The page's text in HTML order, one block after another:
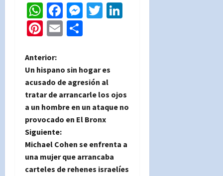
WhatsApp
Facebook
Messenger
Twitter
Pinterest
Email
N
a
v
e
g
a
Anterior:
Un hispano sin hogar es
acusado de agresión al
tratar de arrancarle los ojos
a un hombre en un ataque no
provocado en El Bronx
Siguiente:
Michael Cohen se enfrenta a
una mujer que arrancaba
carteles de rehenes israelíes